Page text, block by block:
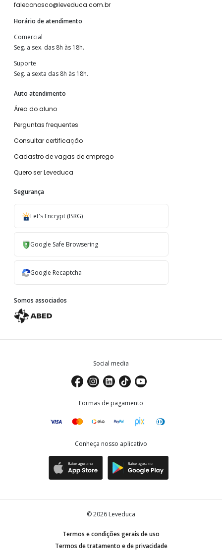
faleconosco@leveduca.com.br
Horário de atendimento
Comercial
Seg. a sex. das 8h às 18h.
Suporte
Seg. a sexta das 8h às 18h.
Auto atendimento
Área do aluno
Perguntas frequentes
Consultar certificação
Cadastro de vagas de emprego
Quero ser Leveduca
Segurança
Let's Encrypt (ISRG)
Google Safe Browsering
Google Recaptcha
Somos associados
Social media
Formas de pagamento
Conheça nosso aplicativo
©2026 Leveduca
Termos e condições gerais de uso
Termos de tratamento e de privacidade